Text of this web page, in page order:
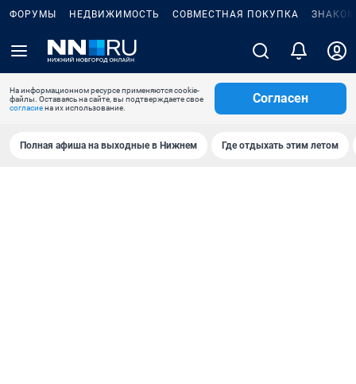
ФОРУМЫ НЕДВИЖИМОСТЬ СОВМЕСТНАЯ ПОКУПКА
На информационном ресурсе применяются cookie-
файлы. Оставаясь на сайте, вы подтверждаете свое
согласиена их использование.
Согласен
Полная афиша на выходные в Нижнем Где отдыхать этим летом